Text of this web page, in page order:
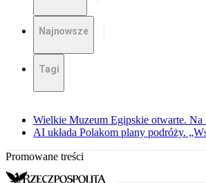
Najnowsze
Tagi
Wielkie Muzeum Egipskie otwarte. Na
AI układa Polakom plany podróży.
Promowane treści